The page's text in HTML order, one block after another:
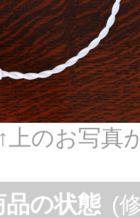
↑上のお写真
の状態 (